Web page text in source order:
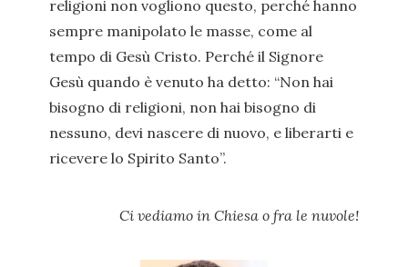
religioni non vogliono questo, perché hanno
sempre manipolato le masse, come al
tempo di Gesù Cristo. Perché il Signore
Gesù quando è venuto ha detto: “Non hai
bisogno di religioni, non hai bisogno di
nessuno, devi nascere di nuovo, e liberarti e
ricevere lo Spirito Santo”.
Ci vediamo in Chiesa o fra le nuvole!